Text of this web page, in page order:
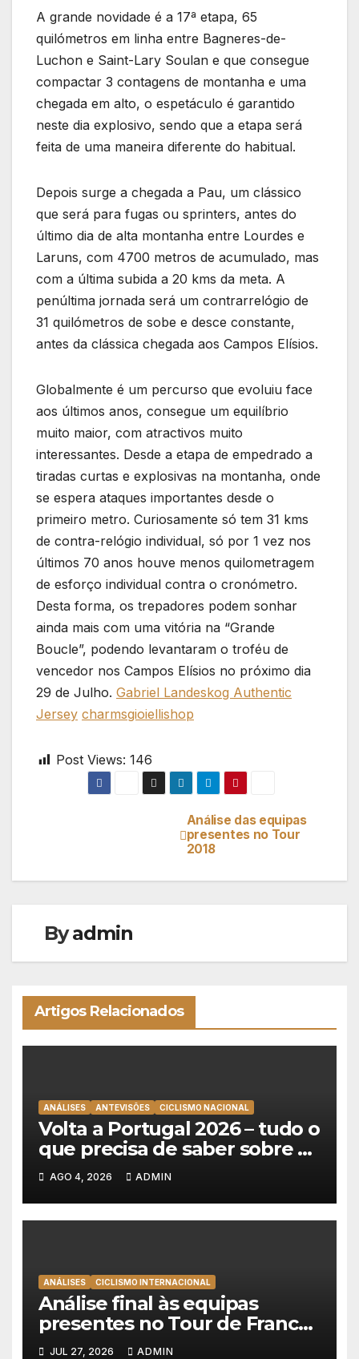
A grande novidade é a 17ª etapa, 65
quilómetros em linha entre Bagneres-de-
Luchon e Saint-Lary Soulan e que consegue
compactar 3 contagens de montanha e uma
chegada em alto, o espetáculo é garantido
neste dia explosivo, sendo que a etapa será
feita de uma maneira diferente do habitual.
Depois surge a chegada a Pau, um clássico
que será para fugas ou sprinters, antes do
último dia de alta montanha entre Lourdes e
Laruns, com 4700 metros de acumulado, mas
com a última subida a 20 kms da meta. A
penúltima jornada será um contrarrelógio de
31 quilómetros de sobe e desce constante,
antes da clássica chegada aos Campos Elísios.
Globalmente é um percurso que evoluiu face
aos últimos anos, consegue um equilíbrio
muito maior, com atractivos muito
interessantes. Desde a etapa de empedrado a
tiradas curtas e explosivas na montanha, onde
se espera ataques importantes desde o
primeiro metro. Curiosamente só tem 31 kms
de contra-relógio individual, só por 1 vez nos
últimos 70 anos houve menos quilometragem
de esforço individual contra o cronómetro.
Desta forma, os trepadores podem sonhar
ainda mais com uma vitória na “Grande
Boucle”, podendo levantaram o troféu de
vencedor nos Campos Elísios no próximo dia
29 de Julho. Gabriel Landeskog Authentic
Jersey charmsgioiellishop
Post Views: 146
Análise das equipas
presentes no Tour
2018
Byadmin
Artigos Relacionados
ANÁLISES ANTEVISÕES CICLISMO NACIONAL
Volta a Portugal 2026 – tudo o
que precisa de saber sobre as
equipas e o percurso
AGO 4, 2026 ADMIN
ANÁLISES CICLISMO INTERNACIONAL
Análise final às equipas
presentes no Tour de France
2026
JUL 27, 2026 ADMIN